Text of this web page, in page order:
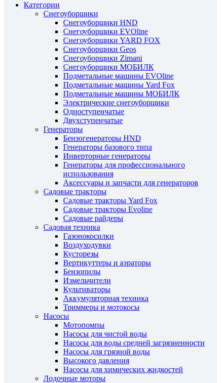
Категории
Снегоуборщики
Снегоуборщики HND
Снегоуборщики EVOline
Снегоуборщики YARD FOX
Снегоуборщики Geos
Снегоуборщики Zimani
Снегоуборщики МОБИЛК
Подметальные машины EVOline
Подметальные машины Yard Fox
Подметальные машины МОБИЛК
Электрические снегоуборщики
Одноступенчатые
Двухступенчатые
Генераторы
Бензогенераторы HND
Генераторы базового типа
Инверторные генераторы
Генераторы для профессионального
использования
Аксессуары и запчасти для генераторов
Садовые тракторы
Садовые тракторы Yard Fox
Садовые тракторы Evoline
Садовые райдеры
Садовая техника
Газонокосилки
Воздуходувки
Кусторезы
Вертикуттеры и аэраторы
Бензопилы
Измельчители
Культиваторы
Аккумуляторная техника
Триммеры и мотокосы
Насосы
Мотопомпы
Насосы для чистой воды
Насосы для воды средней загрязненности
Насосы для грязной воды
Высокого давления
Насосы для химических жидкостей
Лодочные моторы